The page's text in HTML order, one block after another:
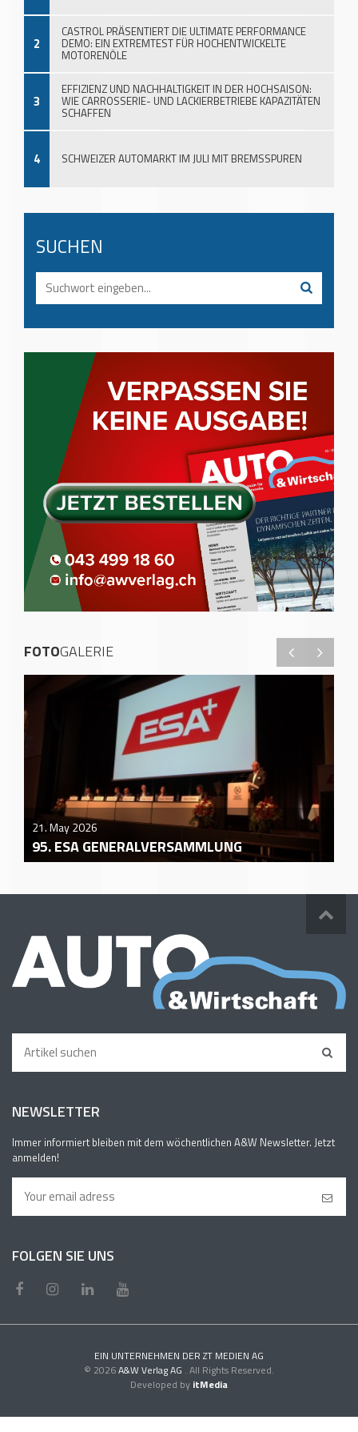
2
CASTROL PRÄSENTIERT DIE ULTIMATE PERFORMANCE
DEMO: EIN EXTREMTEST FÜR HOCHENTWICKELTE
MOTORENÖLE
3
EFFIZIENZ UND NACHHALTIGKEIT IN DER HOCHSAISON:
WIE CARROSSERIE- UND LACKIERBETRIEBE KAPAZITÄTEN
SCHAFFEN
4 SCHWEIZER AUTOMARKT IM JULI MIT BREMSSPUREN
SUCHEN
FOTOGALERIE
21. May 2026
95. ESA GENERALVERSAMMLUNG
NEWSLETTER
Immer informiert bleiben mit dem wöchentlichen A&W Newsletter. Jetzt
anmelden!
FOLGEN SIE UNS
EIN UNTERNEHMEN DER ZT MEDIEN AG
© 2026A&W Verlag AG . All Rights Reserved.
Developed by itMedia